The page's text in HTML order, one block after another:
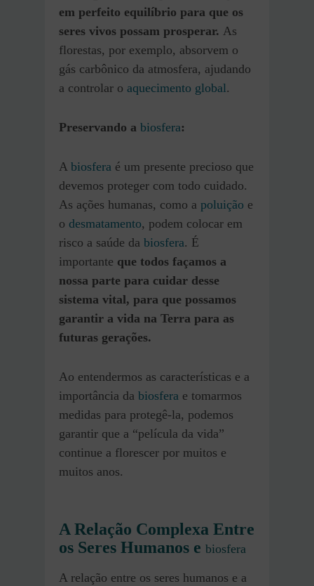
em perfeito equilíbrio para que os
seres vivos possam prosperar. As
florestas, por exemplo, absorvem o
gás carbônico da atmosfera, ajudando
a controlar o aquecimento global.
Preservando a biosfera:
A biosfera é um presente precioso que
devemos proteger com todo cuidado.
As ações humanas, como a poluição e
o desmatamento, podem colocar em
risco a saúde da biosfera. É
importante que todos façamos a
nossa parte para cuidar desse
sistema vital, para que possamos
garantir a vida na Terra para as
futuras gerações.
Ao entendermos as características e a
importância da biosfera e tomarmos
medidas para protegê-la, podemos
garantir que a “película da vida”
continue a florescer por muitos e
muitos anos.
A Relação Complexa Entre
os Seres Humanos e biosfera
A relação entre os seres humanos e a